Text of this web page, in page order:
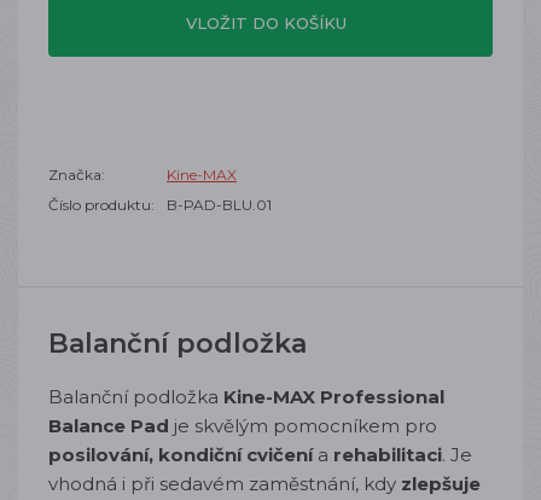
VLOŽIT DO KOŠÍKU
Značka:
Kine-MAX
Číslo produktu:
B-PAD-BLU.01
Balanční podložka
Balanční podložka Kine-MAX Professional
Balance Pad je skvělým pomocníkem pro
posilování, kondiční cvičení a rehabilitaci. Je
vhodná i při sedavém zaměstnání, kdy zlepšuje